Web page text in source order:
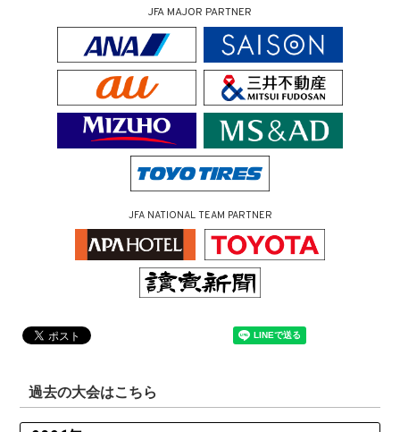
JFA MAJOR PARTNER
JFA NATIONAL TEAM PARTNER
過去の大会はこちら